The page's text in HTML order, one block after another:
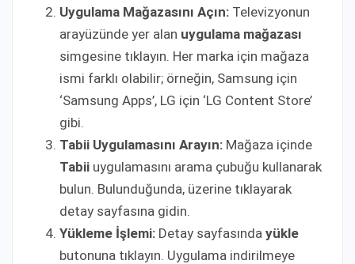
Uygulama Mağazasını Açın: Televizyonun
arayüzünde yer alan uygulama mağazası
simgesine tıklayın. Her marka için mağaza
ismi farklı olabilir; örneğin, Samsung için
‘Samsung Apps’, LG için ‘LG Content Store’
gibi.
Tabii Uygulamasını Arayın: Mağaza içinde
Tabii uygulamasını arama çubuğu kullanarak
bulun. Bulunduğunda, üzerine tıklayarak
detay sayfasına gidin.
Yükleme İşlemi: Detay sayfasında yükle
butonuna tıklayın. Uygulama indirilmeye